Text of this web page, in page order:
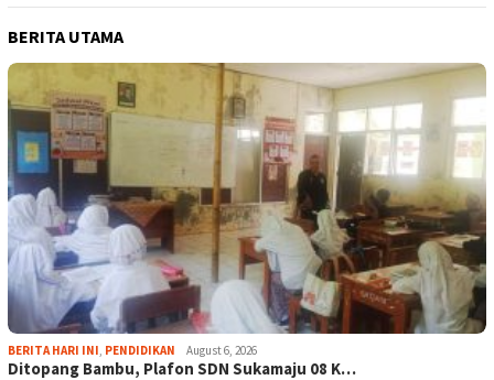
BERITA UTAMA
BERITA HARI INI, PENDIDIKAN August 6, 2026
Ditopang Bambu, Plafon SDN Sukamaju 08 K…